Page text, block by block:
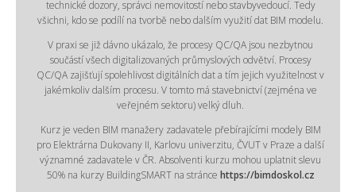
technické dozory, správci nemovitostí nebo stavbyvedoucí. Tedy
všichni, kdo se podílí na tvorbě nebo dalším využití dat BIM modelu.
V praxi se již dávno ukázalo, že procesy QC/QA jsou nezbytnou
součástí všech digitalizovaných průmyslových odvětví. Procesy
QC/QA zajišťují spolehlivost digitálních dat a tím jejich využitelnost v
jakémkoliv dalším procesu. V tomto má stavebnictví (zejména ve
veřejném sektoru) velký dluh.
Kurz je veden BIM manažery zadavatele přebírajícími modely BIM
pro Elektrárna Dukovany II, Karlovu univerzitu, ČVUT v Praze a další
významné zadavatele v ČR. Absolventi kurzu mohou uplatnit slevu
50% na kurzy BuildingSMART na stránce https://bimdoskol.cz